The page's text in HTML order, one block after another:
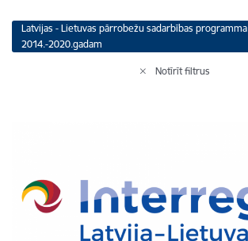
Latvijas - Lietuvas pārrobežu sadarbības programma
2014.-2020.gadam
Notīrīt filtrus